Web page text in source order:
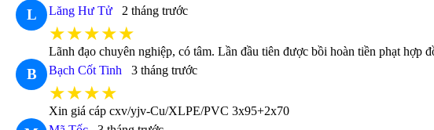
L Lăng Hư Tử 2 tháng trước
★★★★★
Lãnh đạo chuyên nghiệp, có tâm. Lần đầu tiên được bồi hoàn tiền phạt hợp
B Bạch Cốt Tinh 3 tháng trước
★★★★
Xin giá cáp cxv/yjv-Cu/XLPE/PVC 3x95+2x70